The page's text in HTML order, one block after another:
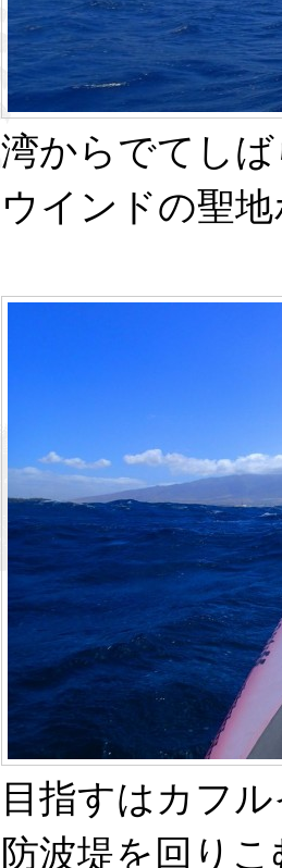
湾からでてし
ウインドの聖
目指すはカフ
防波堤を回り